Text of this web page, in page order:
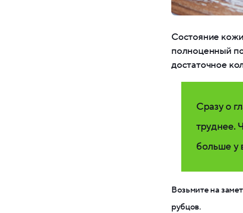
Состояние
полноценный
достаточное
Сразу о
труднее.
больше у
Возьмите на
рубцов.